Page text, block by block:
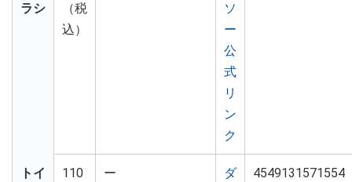
ラシ
（税
込）
ソ
ー
公
式
リ
ン
ク
トイ
110
ー
ダ
4549131571554